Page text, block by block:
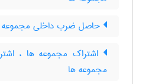
حاصل ضرب داخلی مجموعه
اشتراک مجموعه ها ،
مجموعه ها